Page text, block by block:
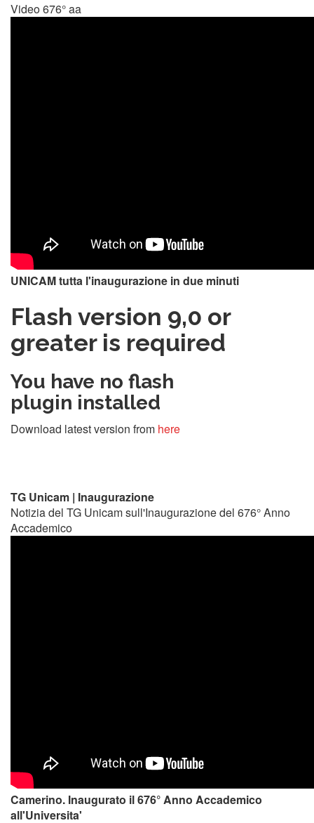
Video 676° aa
UNICAM tutta l'inaugurazione in due minuti
Flash version 9,0 or
greater is required
You have no flash
plugin installed
Download latest version from here
TG Unicam | Inaugurazione
Notizia del TG Unicam sull'Inaugurazione del 676° Anno
Accademico
Camerino. Inaugurato il 676° Anno Accademico
all'Universita'